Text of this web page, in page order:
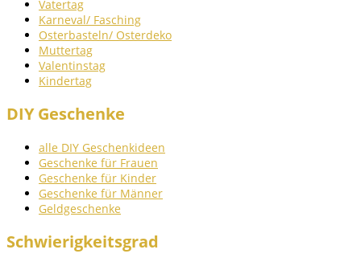
Vatertag
Karneval/ Fasching
Osterbasteln/ Osterdeko
Muttertag
Valentinstag
Kindertag
DIY Geschenke
alle DIY Geschenkideen
Geschenke für Frauen
Geschenke für Kinder
Geschenke für Männer
Geldgeschenke
Schwierigkeitsgrad